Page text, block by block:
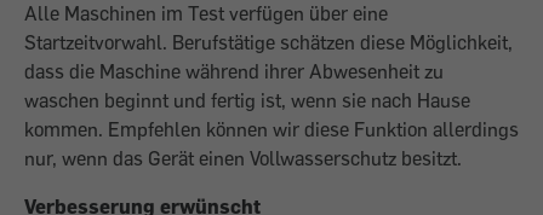
Alle Maschinen im Test verfügen über eine
Startzeitvorwahl. Berufstätige schätzen diese Möglichkeit,
dass die Maschine während ihrer Abwesenheit zu
waschen beginnt und fertig ist, wenn sie nach Hause
kommen. Empfehlen können wir diese Funktion allerdings
nur, wenn das Gerät einen Vollwasserschutz besitzt.
Verbesserung erwünscht